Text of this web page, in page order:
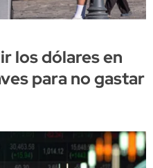
los dólares en
para no gastar